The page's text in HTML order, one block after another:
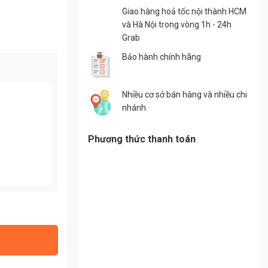
Giao hàng hoả tốc nội thành HCM
và Hà Nội trong vòng 1h - 24h
Grab
Bảo hành chính hãng
Nhiều cơ sở bán hàng và nhiều chi
nhánh
Phương thức thanh toán